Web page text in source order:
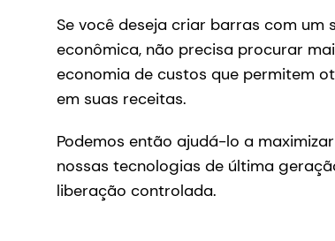
Se você deseja criar barras com um
econômica, não precisa procurar
economia de custos que permitem
em suas receitas.
Podemos então ajudá-lo a
nossas tecnologias de última
liberação controlada.